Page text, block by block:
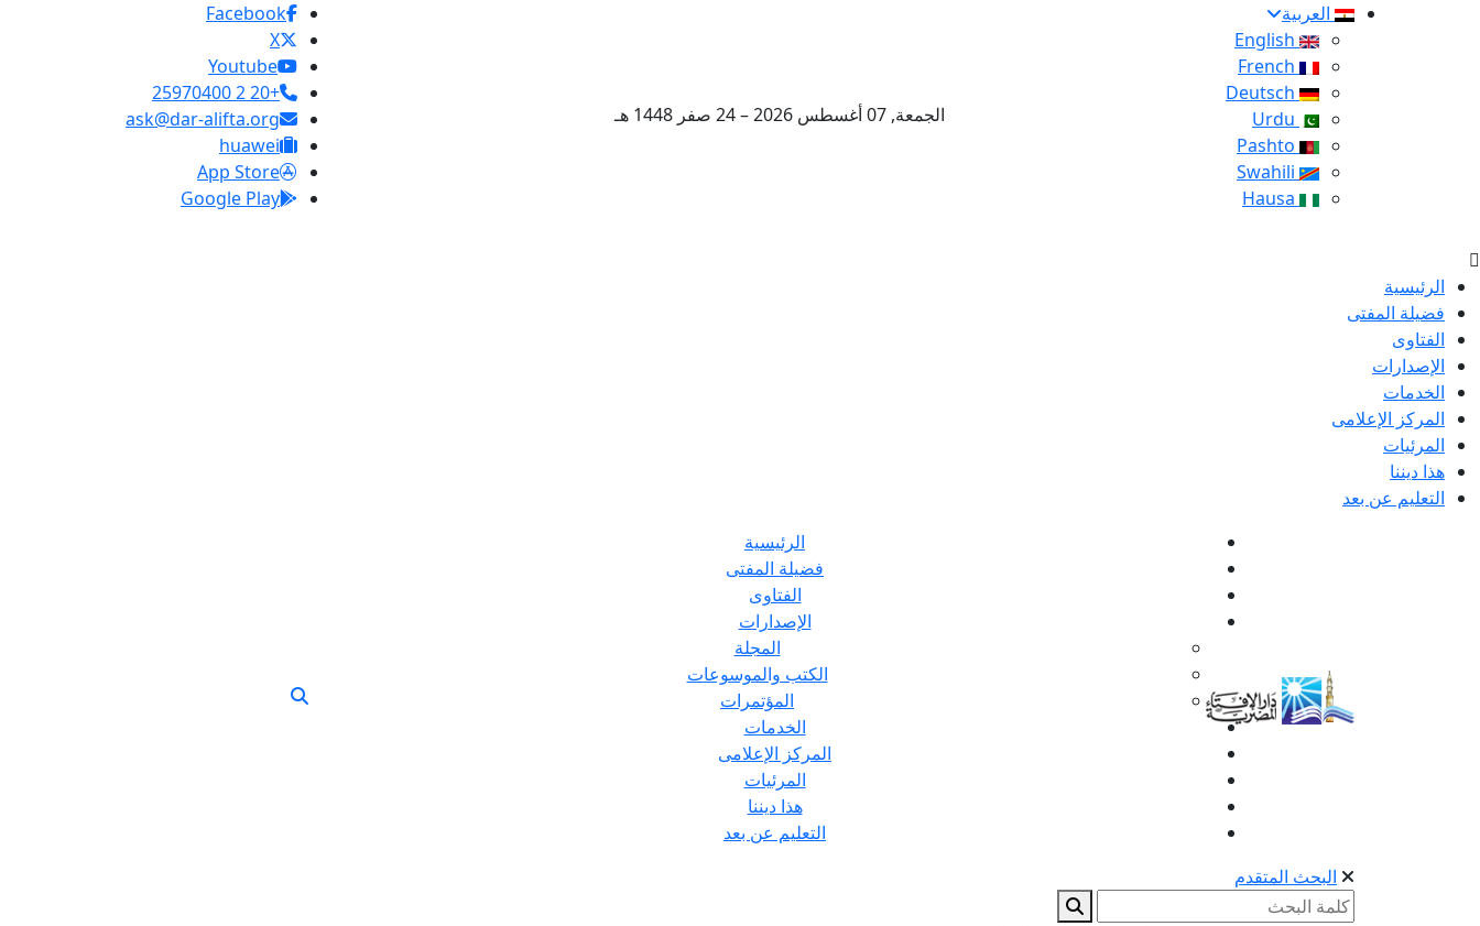
العربية
الجمعة, 07 أغسطس 2026 – 24 صفر 1448 هـ
Facebook
X
Youtube
+20 2 25970400
ask@dar-alifta.org
huawei
App Store
Google Play
الرئيسية
فضيلة المفتى
الفتاوى
الإصدارات
الخدمات
المركز الإعلامى
المرئيات
هذا ديننا
التعليم عن بعد
الرئيسية
فضيلة المفتى
الفتاوى
الإصدارات
المجلة
الكتب والموسوعات
المؤتمرات
الخدمات
المركز الإعلامى
المرئيات
هذا ديننا
التعليم عن بعد
البحث المتقدم